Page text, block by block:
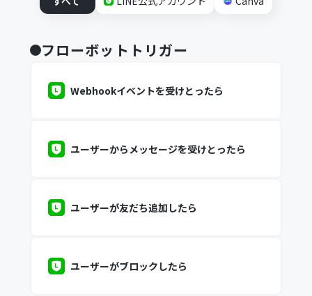
フローボットトリガー
Webhookイベントを受けとったら
ユーザーからメッセージを受けとったら
ユーザーが友だち追加したら
ユーザーがブロックしたら